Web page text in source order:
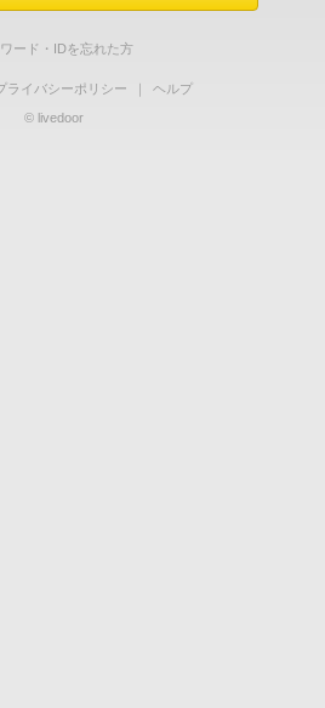
ード・IDを忘れた方
ライバシーポリシー ｜
ヘルプ
© livedoor